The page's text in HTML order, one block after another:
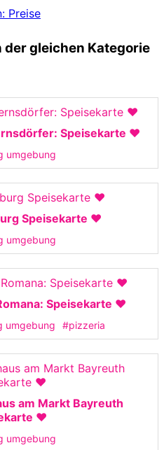
Preise
gleichen Kategorie
Speisekarte ❤️
umgebung
Speisekarte ❤️
umgebung
Speisekarte ❤️
umgebung #pizzeria
am Markt Bayreuth
❤️
umgebung